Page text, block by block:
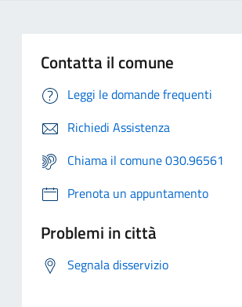
Contatta il comune
Leggi le domande frequenti
Richiedi Assistenza
Chiama il comune 030.96561
Prenota un appuntamento
Problemi in città
Segnala disservizio